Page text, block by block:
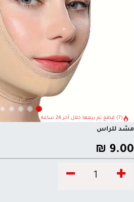
(7) قطع تم بيعها خلال آخر 24 ساعة
مشد للراس
9.00
₪